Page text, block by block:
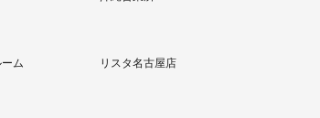
ム リスタ名古屋店